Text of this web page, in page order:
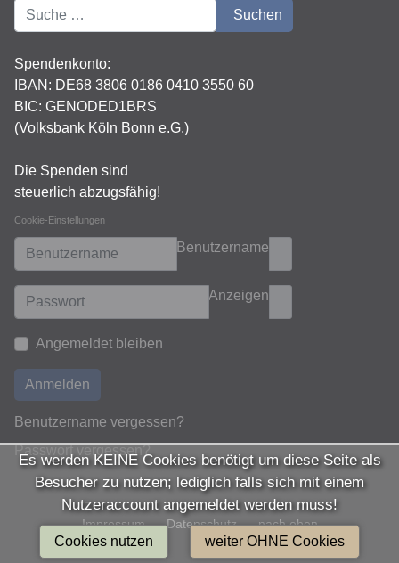
Suchen Suchen
Spendenkonto:
IBAN: DE68 3806 0186 0410 3550 60
BIC: GENODED1BRS
(Volksbank Köln Bonn e.G.)
Die Spenden sind
steuerlich abzugsfähig!
Cookie-Einstellungen
Benutzername
Anzeigen
Angemeldet bleiben
Anmelden
Benutzername vergessen?
Passwort vergessen?
Impressum Datenschutz nach oben
Es werden KEINE Cookies benötigt um diese Seite als
Besucher zu nutzen; lediglich falls sich mit einem
Nutzeraccount angemeldet werden muss!
Cookies nutzen weiter OHNE Cookies